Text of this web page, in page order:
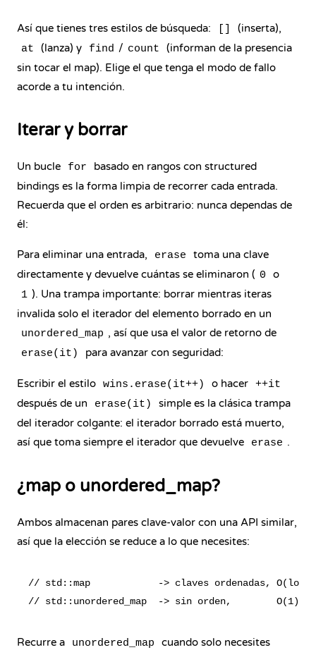
Así que tienes tres estilos de búsqueda: (inserta),
at (lanza) y find / count
(informan de la presencia
sin tocar el map). Elige el que tenga el modo de fallo
acorde a tu intención.
Iterar y borrar
Un bucle for
basado en rangos con structured
bindings es la forma limpia de recorrer cada entrada.
Recuerda que el orden es arbitrario: nunca dependas de
él:
Para eliminar una entrada, erase
toma una clave
directamente y devuelve cuántas se eliminaron ( 0 o
1 ). Una trampa importante: borrar mientras iteras
invalida solo el iterador del elemento borrado en un
unordered_map , así que usa el valor de retorno de
erase(it) para avanzar con seguridad:
Escribir el estilo wins.erase(it++) o hacer ++it
después de un erase(it)
simple es la clásica trampa
del iterador colgante: el iterador borrado está muerto,
así que toma siempre el iterador que devuelve
erase .
¿map o unordered_map?
Ambos almacenan pares clave-valor con una API similar,
así que la elección se reduce a lo que necesites:
// std::map            -> claves ordenadas, O(log
Recurre a unordered_map
cuando solo necesites